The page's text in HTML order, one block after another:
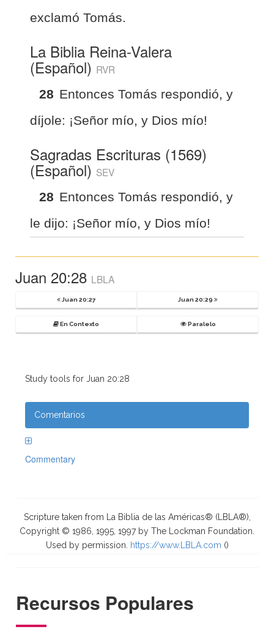
exclamó Tomás.
La Biblia Reina-Valera
(Español) RVR
28 Entonces Tomás respondió, y
díjole: ¡Señor mío, y Dios mío!
Sagradas Escrituras (1569)
(Español) SEV
28 Entonces Tomás respondió, y
le dijo: ¡Señor mío, y Dios mío!
Juan 20:28 LBLA
Juan 20:27 Juan 20:29
En Contexto Paralelo
Study tools for Juan 20:28
Comentarios
Commentary
Scripture taken from La Biblia de las Américas® (LBLA®),
Copyright © 1986, 1995, 1997 by The Lockman Foundation.
Used by permission.
https://www.LBLA.com ()
Recursos Populares